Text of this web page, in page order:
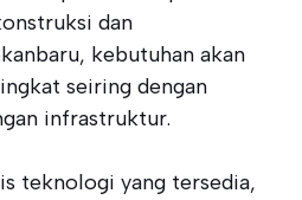
dan
kebutuhan akan
seiring dengan
infrastruktur.
teknologi yang tersedia,